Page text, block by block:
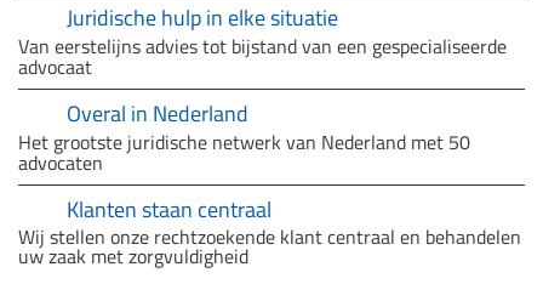
Juridische hulp in elke situatie
Van eerstelijns advies tot bijstand van een gespecialiseerde
advocaat
Overal in Nederland
Het grootste juridische netwerk van Nederland met 50
advocaten
Klanten staan centraal
Wij stellen onze rechtzoekende klant centraal en behandelen
uw zaak met zorgvuldigheid